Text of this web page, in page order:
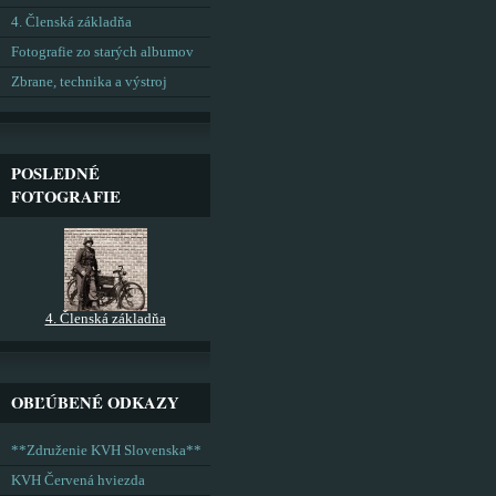
4. Členská základňa
Fotografie zo starých albumov
Zbrane, technika a výstroj
POSLEDNÉ
FOTOGRAFIE
4. Členská základňa
OBĽÚBENÉ ODKAZY
**Združenie KVH Slovenska**
KVH Červená hviezda